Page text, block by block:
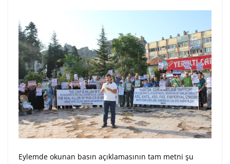
Eylemde okunan basın açıklamasının tam metni şu